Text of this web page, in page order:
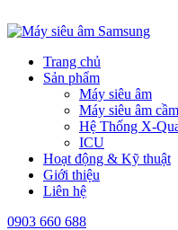
Trang chủ
Sản phẩm
Máy siêu âm
Máy siêu âm
Hệ Thống X-
ICU
Hoạt động & Kỹ thuật
Giới thiệu
Liên hệ
0903 660 688